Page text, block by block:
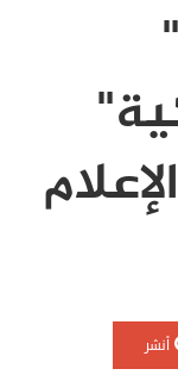
أنشر